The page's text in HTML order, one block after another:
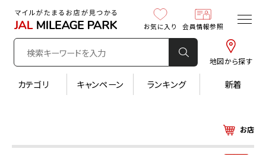
地図から探す
お気に入り 会員情報参照
カテゴリ キャンペーン ランキング 新着
お店